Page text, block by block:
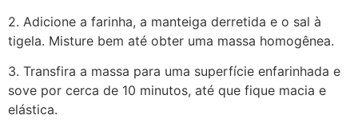
2. Adicione a farinha, a manteiga derretida e o sal à
tigela. Misture bem até obter uma massa homogênea.
3. Transfira a massa para uma superfície enfarinhada e
sove por cerca de 10 minutos, até que fique macia e
elástica.